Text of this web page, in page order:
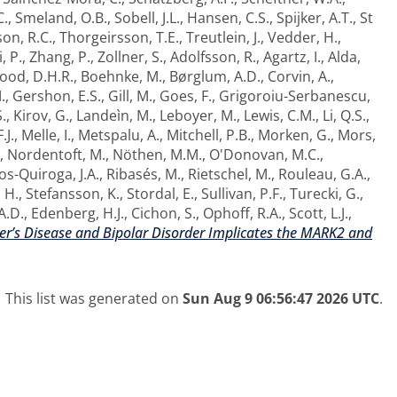
, Smeland, O.B., Sobell, J.L., Hansen, C.S., Spijker, A.T., St
R.C., Thorgeirsson, T.E., Treutlein, J., Vedder, H.,
P., Zhang, P., Zollner, S., Adolfsson, R., Agartz, I., Alda,
D.H.R., Boehnke, M., Børglum, A.D., Corvin, A.,
, Gershon, E.S., Gill, M., Goes, F., Grigoroiu-Serbanescu,
, Kirov, G., Landeìn, M., Leboyer, M., Lewis, C.M., Li, Q.S.,
, Melle, I., Metspalu, A., Mitchell, P.B., Morken, G., Mors,
, Nordentoft, M., Nöthen, M.M., O'Donovan, M.C.,
Quiroga, J.A., Ribasés, M., Rietschel, M., Rouleau, G.A.,
, Stefansson, K., Stordal, E., Sullivan, P.F., Turecki, G.,
, Edenberg, H.J., Cichon, S., Ophoff, R.A., Scott, L.J.,
Disease and Bipolar Disorder Implicates the MARK2 and
This list was generated on Sun Aug 9 06:56:47 2026 UTC.